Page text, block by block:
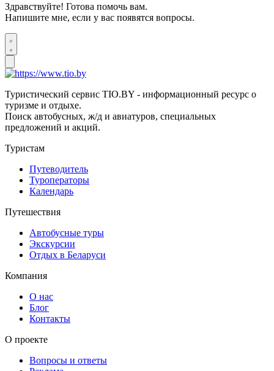
Здравствуйте! Готова помочь вам.
Напишите мне, если у вас появятся вопросы.
Туристический сервис TIO.BY - информационный ресурс о
туризме и отдыхе.
Поиск автобусных, ж/д и авиатуров, специальных
предложений и акций.
Туристам
Путеводитель
Туроператоры
Календарь
Путешествия
Автобусные туры
Экскурсии
Отдых в Беларуси
Компания
О нас
Блог
Контакты
О проекте
Вопросы и ответы